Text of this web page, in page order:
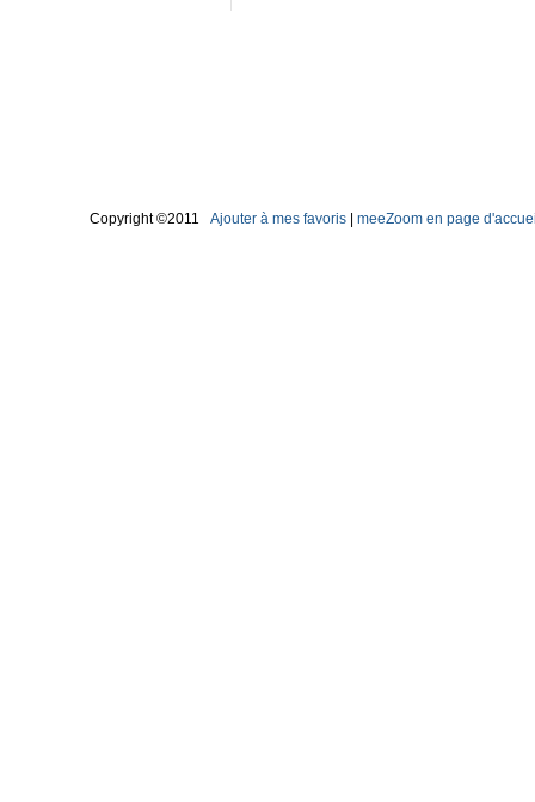
Copyright ©2011 Ajouter à mes favoris meeZoom en page